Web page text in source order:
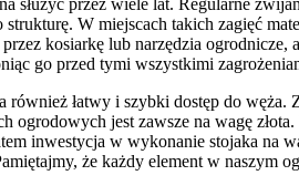
strukturę. W miejscach takich zagięć
kosiarkę lub narzędzia
go przed tymi wszystkimi
również łatwy i szybki dostęp do
ogrodowych jest zawsze na wagę
inwestycja w wykonanie stojaka na
że każdy element w naszym